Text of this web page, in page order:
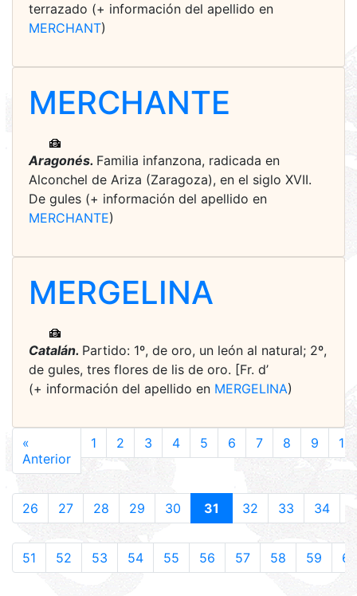
terrazado (+ información del apellido en
MERCHANT)
MERCHANTE
Aragonés. Familia infanzona, radicada en
Alconchel de Ariza (Zaragoza), en el siglo XVII.
De gules (+ información del apellido en
MERCHANTE)
MERGELINA
Catalán. Partido: 1º, de oro, un león al natural; 2º,
de gules, tres flores de lis de oro. [Fr. d’
(+ información del apellido en MERGELINA)
«
Anterior
1 2 3 4 5 6 7 8 9 10
26 27 28 29 30 31 32 33 34
51 52 53 54 55 56 57 58 59 60